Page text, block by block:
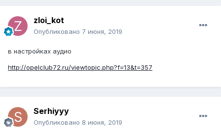
zloi_kot
Опубликовано 7 июня, 2019
в настройках аудио
http://opelclub72.ru/viewtopic.php?f=13&t=357
Serhiyyy
Опубликовано 8 июня, 2019